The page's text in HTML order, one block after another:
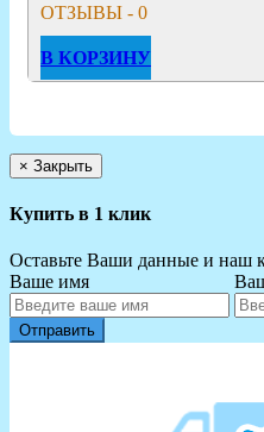
ОТЗЫВЫ - 0
В КОРЗИНУ
× Закрыть
Купить в 1 клик
Оставьте Ваши данные и наш
Ваше имя
Отправить